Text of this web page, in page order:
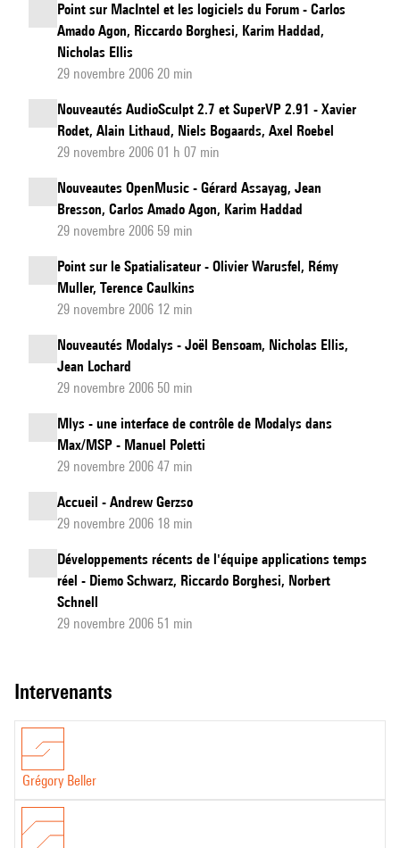
Point sur MacIntel et les logiciels du Forum - Carlos
Amado Agon, Riccardo Borghesi, Karim Haddad,
Nicholas Ellis
29 novembre 2006 20 min
Nouveautés AudioSculpt 2.7 et SuperVP 2.91 - Xavier
Rodet, Alain Lithaud, Niels Bogaards, Axel Roebel
29 novembre 2006 01 h 07 min
Nouveautes OpenMusic - Gérard Assayag, Jean
Bresson, Carlos Amado Agon, Karim Haddad
29 novembre 2006 59 min
Point sur le Spatialisateur - Olivier Warusfel, Rémy
Muller, Terence Caulkins
29 novembre 2006 12 min
Nouveautés Modalys - Joël Bensoam, Nicholas Ellis,
Jean Lochard
29 novembre 2006 50 min
Mlys - une interface de contrôle de Modalys dans
Max/MSP - Manuel Poletti
29 novembre 2006 47 min
Accueil - Andrew Gerzso
29 novembre 2006 18 min
Développements récents de l'équipe applications temps
réel - Diemo Schwarz, Riccardo Borghesi, Norbert
Schnell
29 novembre 2006 51 min
intervenants
Grégory Beller